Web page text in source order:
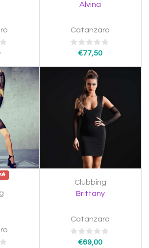
Alvina
Catanzaro
€77,50
Clubbing
Brittany
Catanzaro
€69,00